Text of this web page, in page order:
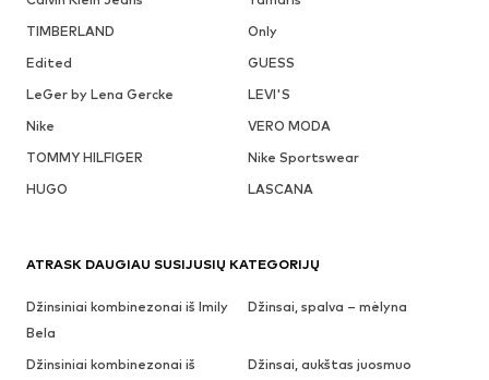
TIMBERLAND
Only
Edited
GUESS
LeGer by Lena Gercke
LEVI'S
Nike
VERO MODA
TOMMY HILFIGER
Nike Sportswear
HUGO
LASCANA
ATRASK DAUGIAU SUSIJUSIŲ KATEGORIJŲ
Džinsiniai kombinezonai iš Imily
Bela
Džinsai, spalva – mėlyna
Džinsiniai kombinezonai iš
Džinsai, aukštas juosmuo